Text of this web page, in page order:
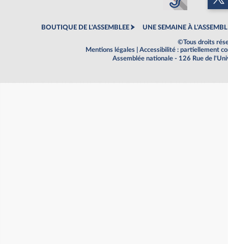
BOUTIQUE DE L'ASSEMBLEE UNE SEMAINE À
©Tous droits
Mentions légales
Accessibilité : partiellement
Assemblée nationale - 126 Rue de